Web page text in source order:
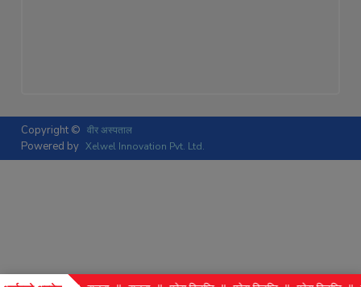
Copyright © वीर अस्पताल
Powered by Xelwel Innovation Pvt. Ltd.